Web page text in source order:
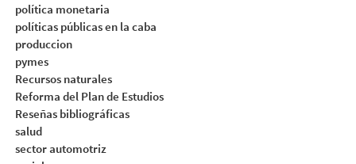
política monetaria
políticas públicas en la caba
produccion
pymes
Recursos naturales
Reforma del Plan de Estudios
Reseñas bibliográficas
salud
sector automotriz